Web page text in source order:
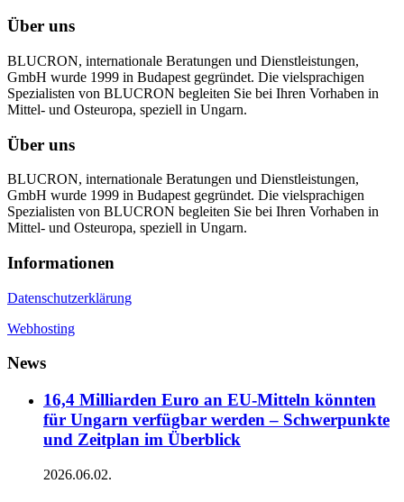
Über uns
BLUCRON, internationale Beratungen und Dienstleistungen,
GmbH wurde 1999 in Budapest gegründet. Die vielsprachigen
Spezialisten von BLUCRON begleiten Sie bei Ihren Vorhaben in
Mittel- und Osteuropa, speziell in Ungarn.
Über uns
BLUCRON, internationale Beratungen und Dienstleistungen,
GmbH wurde 1999 in Budapest gegründet. Die vielsprachigen
Spezialisten von BLUCRON begleiten Sie bei Ihren Vorhaben in
Mittel- und Osteuropa, speziell in Ungarn.
Informationen
Datenschutzerklärung
Webhosting
News
16,4 Milliarden Euro an EU-Mitteln könnten
für Ungarn verfügbar werden – Schwerpunkte
und Zeitplan im Überblick
2026.06.02.